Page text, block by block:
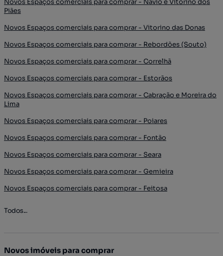
Piães
Novos Espaços comerciais para comprar - Vitorino das Donas
Novos Espaços comerciais para comprar - Rebordões (Souto)
Novos Espaços comerciais para comprar - Correlhã
Novos Espaços comerciais para comprar - Estorãos
Novos Espaços comerciais para comprar - Cabração e Moreira do
Lima
Novos Espaços comerciais para comprar - Poiares
Novos Espaços comerciais para comprar - Fontão
Novos Espaços comerciais para comprar - Seara
Novos Espaços comerciais para comprar - Gemieira
Novos Espaços comerciais para comprar - Feitosa
Todos...
Novos imóveis para comprar